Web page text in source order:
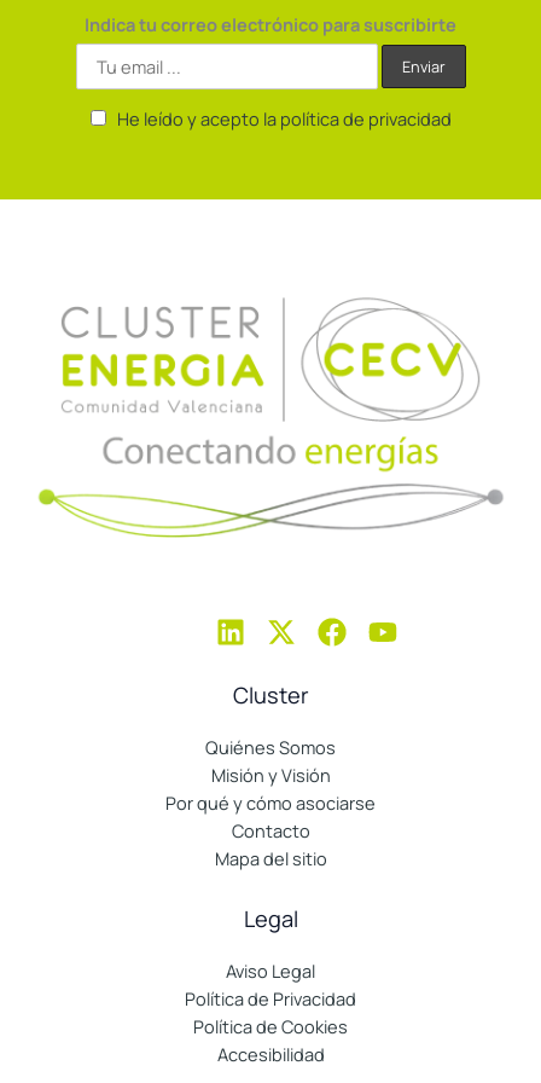
Indica tu correo electrónico para suscribirte
He leído y acepto la política de privacidad
Cluster
Quiénes Somos
Misión y Visión
Por qué y cómo asociarse
Contacto
Mapa del sitio
Legal
Aviso Legal
Política de Privacidad
Política de Cookies
Accesibilidad